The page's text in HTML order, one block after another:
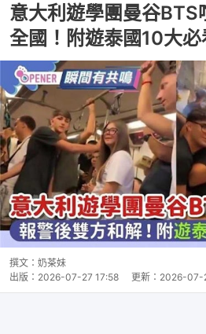
意大利遊學團曼谷BTS
全國！附遊泰國10大
撰文： 奶茶妹
出版： 2026-07-27 17:58 更新： 2026-07-